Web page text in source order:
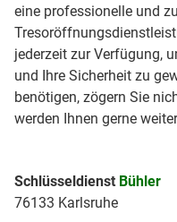
eine professionelle und
jederzeit zur Verfügung,
und Ihre Sicherheit zu
benötigen, zögern Sie
werden Ihnen gerne
Schlüsseldienst Bühler
76133 Karlsruhe